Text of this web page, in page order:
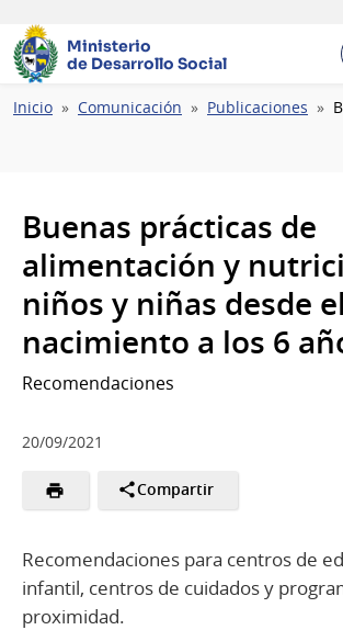
Ministerio
de Desarrollo Social
Ruta
Inicio Comunicación Publicaciones
Buenas prácticas de
alimentación y
niños y niñas desde el
nacimiento a los 6
Recomendaciones
20/09/2021
Compartir
Recomendaciones para centros de
infantil, centros de cuidados y
proximidad.